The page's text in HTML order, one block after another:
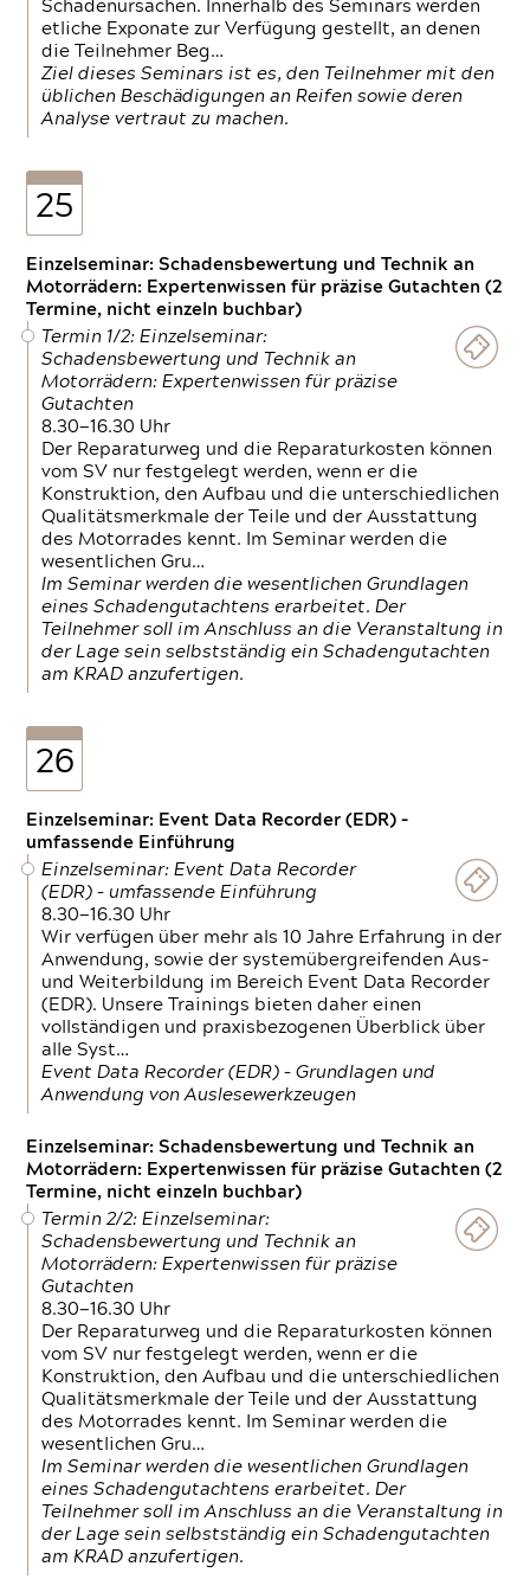
Schadenursachen. Innerhalb des Seminars werden
etliche Exponate zur Verfügung gestellt, an denen
die Teilnehmer Beg…
Ziel dieses Seminars ist es, den Teilnehmer mit den
üblichen Beschädigungen an Reifen sowie deren
Analyse vertraut zu machen.
25
Einzelseminar: Schadensbewertung und Technik an
Motorrädern: Expertenwissen für präzise Gutachten (2
Termine, nicht einzeln buchbar)
Termin 1/2: Einzelseminar:
Schadensbewertung und Technik an
Motorrädern: Expertenwissen für präzise
Gutachten
8.30—16.30 Uhr
Der Reparaturweg und die Reparaturkosten können
vom SV nur festgelegt werden, wenn er die
Konstruktion, den Aufbau und die unterschiedlichen
Qualitätsmerkmale der Teile und der Ausstattung
des Motorrades kennt. Im Seminar werden die
wesentlichen Gru…
Im Seminar werden die wesentlichen Grundlagen
eines Schadengutachtens erarbeitet. Der
Teilnehmer soll im Anschluss an die Veranstaltung in
der Lage sein selbstständig ein Schadengutachten
am KRAD anzufertigen.
26
Einzelseminar: Event Data Recorder (EDR) –
umfassende Einführung
Einzelseminar: Event Data Recorder
(EDR) – umfassende Einführung
8.30—16.30 Uhr
Wir verfügen über mehr als 10 Jahre Erfahrung in der
Anwendung, sowie der systemübergreifenden Aus-
und Weiterbildung im Bereich Event Data Recorder
(EDR). Unsere Trainings bieten daher einen
vollständigen und praxisbezogenen Überblick über
alle Syst…
Event Data Recorder (EDR) – Grundlagen und
Anwendung von Auslesewerkzeugen
Einzelseminar: Schadensbewertung und Technik an
Motorrädern: Expertenwissen für präzise Gutachten (2
Termine, nicht einzeln buchbar)
Termin 2/2: Einzelseminar:
Schadensbewertung und Technik an
Motorrädern: Expertenwissen für präzise
Gutachten
8.30—16.30 Uhr
Der Reparaturweg und die Reparaturkosten können
vom SV nur festgelegt werden, wenn er die
Konstruktion, den Aufbau und die unterschiedlichen
Qualitätsmerkmale der Teile und der Ausstattung
des Motorrades kennt. Im Seminar werden die
wesentlichen Gru…
Im Seminar werden die wesentlichen Grundlagen
eines Schadengutachtens erarbeitet. Der
Teilnehmer soll im Anschluss an die Veranstaltung in
der Lage sein selbstständig ein Schadengutachten
am KRAD anzufertigen.